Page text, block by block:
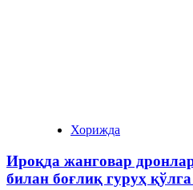
Хорижда
Ироқда жанговар
билан боғлиқ гуруҳ